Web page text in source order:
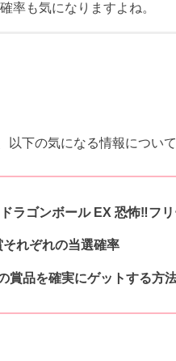
率も気になりますよね。
以下の気になる情報につい
ラゴンボール EX 恐怖‼フ
それぞれの当選確率
賞品を確実にゲットする方